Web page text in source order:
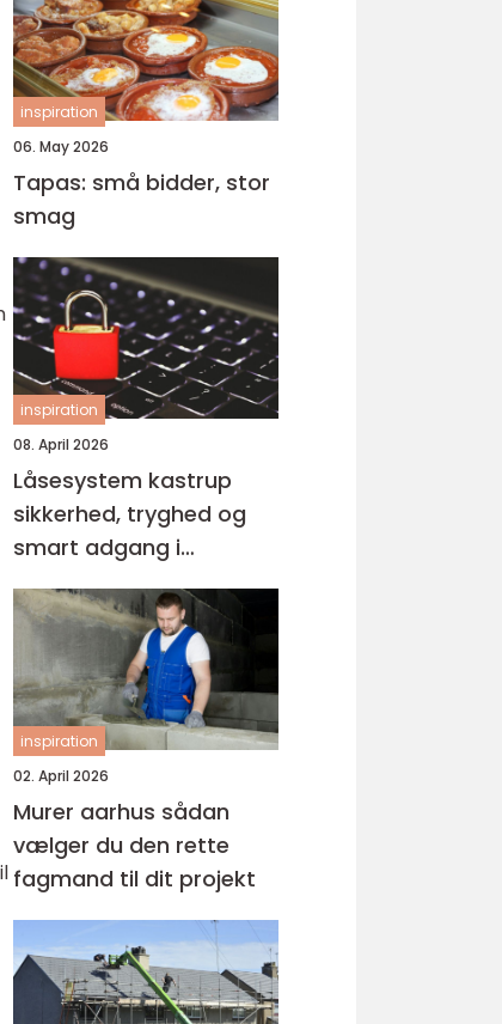
inspiration
06. May 2026
Tapas: små bidder, stor
smag
inspiration
08. April 2026
Låsesystem kastrup
sikkerhed, tryghed og
smart adgang i
hverdagen
inspiration
02. April 2026
Murer aarhus sådan
vælger du den rette
fagmand til dit projekt